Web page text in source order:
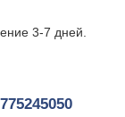
3-7 дней.